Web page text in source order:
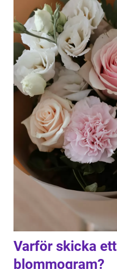
Varför skicka ett
blommogram?